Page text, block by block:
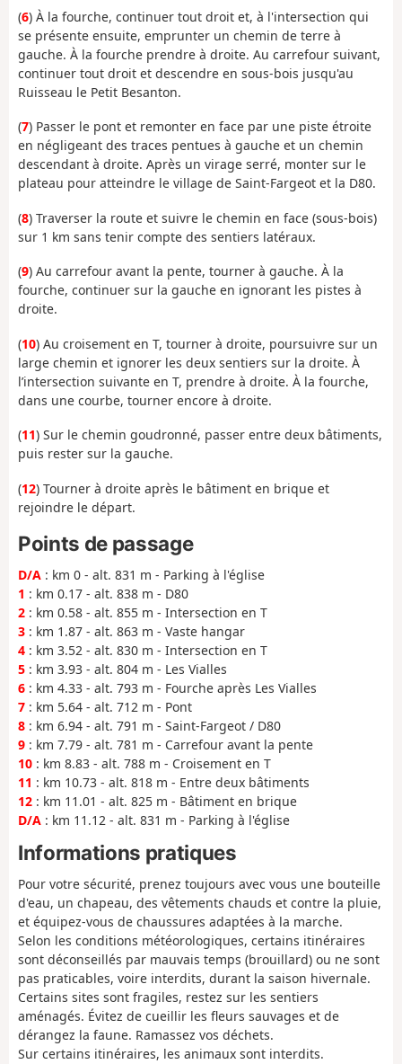
(6) À la fourche, continuer tout droit et, à l'intersection qui
se présente ensuite, emprunter un chemin de terre à
gauche. À la fourche prendre à droite. Au carrefour suivant,
continuer tout droit et descendre en sous-bois jusqu'au
Ruisseau le Petit Besanton.
(7) Passer le pont et remonter en face par une piste étroite
en négligeant des traces pentues à gauche et un chemin
descendant à droite. Après un virage serré, monter sur le
plateau pour atteindre le village de Saint-Fargeot et la D80.
(8) Traverser la route et suivre le chemin en face (sous-bois)
sur 1 km sans tenir compte des sentiers latéraux.
(9) Au carrefour avant la pente, tourner à gauche. À la
fourche, continuer sur la gauche en ignorant les pistes à
droite.
(10) Au croisement en T, tourner à droite, poursuivre sur un
large chemin et ignorer les deux sentiers sur la droite. À
l’intersection suivante en T, prendre à droite. À la fourche,
dans une courbe, tourner encore à droite.
(11) Sur le chemin goudronné, passer entre deux bâtiments,
puis rester sur la gauche.
(12) Tourner à droite après le bâtiment en brique et
rejoindre le départ.
Points de passage
D/A : km 0 - alt. 831 m - Parking à l'église
1 : km 0.17 - alt. 838 m - D80
2 : km 0.58 - alt. 855 m - Intersection en T
3 : km 1.87 - alt. 863 m - Vaste hangar
4 : km 3.52 - alt. 830 m - Intersection en T
5 : km 3.93 - alt. 804 m - Les Vialles
6 : km 4.33 - alt. 793 m - Fourche après Les Vialles
7 : km 5.64 - alt. 712 m - Pont
8 : km 6.94 - alt. 791 m - Saint-Fargeot / D80
9 : km 7.79 - alt. 781 m - Carrefour avant la pente
10 : km 8.83 - alt. 788 m - Croisement en T
11 : km 10.73 - alt. 818 m - Entre deux bâtiments
12 : km 11.01 - alt. 825 m - Bâtiment en brique
D/A : km 11.12 - alt. 831 m - Parking à l'église
Informations pratiques
Pour votre sécurité, prenez toujours avec vous une bouteille
d'eau, un chapeau, des vêtements chauds et contre la pluie,
et équipez-vous de chaussures adaptées à la marche.
Selon les conditions météorologiques, certains itinéraires
sont déconseillés par mauvais temps (brouillard) ou ne sont
pas praticables, voire interdits, durant la saison hivernale.
Certains sites sont fragiles, restez sur les sentiers
aménagés. Évitez de cueillir les fleurs sauvages et de
dérangez la faune. Ramassez vos déchets.
Sur certains itinéraires, les animaux sont interdits.